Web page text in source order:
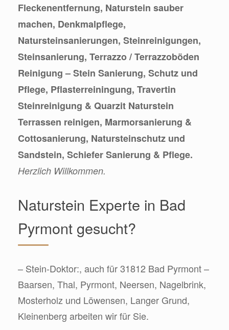
Fleckenentfernung, Naturstein sauber
machen, Denkmalpflege,
Natursteinsanierungen, Steinreinigungen,
Steinsanierung, Terrazzo / Terrazzoböden
Reinigung – Stein Sanierung, Schutz und
Pflege, Pflasterreiningung, Travertin
Steinreinigung & Quarzit Naturstein
Terrassen reinigen, Marmorsanierung &
Cottosanierung, Natursteinschutz und
Sandstein, Schiefer Sanierung & Pflege.
Herzlich Willkommen.
Naturstein Experte in Bad
Pyrmont gesucht?
– Stein-Doktor:, auch für 31812 Bad Pyrmont –
Baarsen, Thal, Pyrmont, Neersen, Nagelbrink,
Mosterholz und Löwensen, Langer Grund,
Kleinenberg arbeiten wir für Sie.